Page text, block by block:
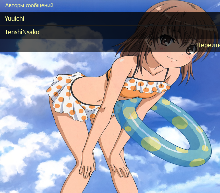
Авторы сообщений
Yuuichi
TenshiNyako